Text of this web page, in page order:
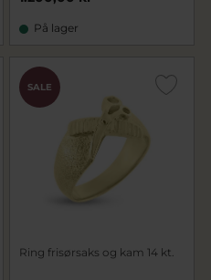
På lager
SALE
Ring frisørsaks og kam 14 kt.